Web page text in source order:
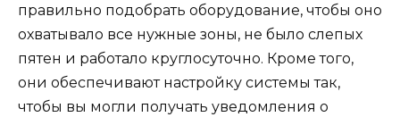
правильно подобрать оборудование, чтобы оно
охватывало все нужные зоны, не было слепых
пятен и работало круглосуточно. Кроме того,
они обеспечивают настройку системы так,
чтобы вы могли получать уведомления о